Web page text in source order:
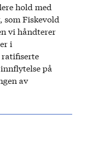
hold med
Fiskevold
vi håndterer
i
ratifiserte
på
av